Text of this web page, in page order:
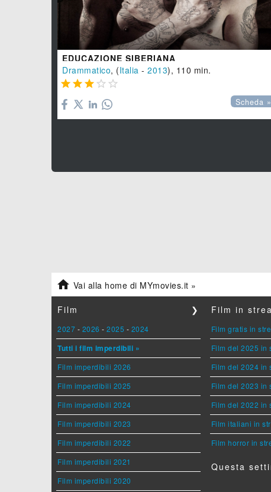
EDUCAZIONE SIBERIANA
Drammatico, (Italia - 2013), 110 min.
    
Scheda »
 Vai alla home di MYmovies.it »
Film ❯
2027 - 2026 - 2025 - 2024
Tutti i film imperdibili »
Film imperdibili 2026
Film imperdibili 2025
Film imperdibili 2024
Film imperdibili 2023
Film imperdibili 2022
Film imperdibili 2021
Film imperdibili 2020
Film in
Film gratis in
Film del 2025 in
Film del 2024 in
Film del 2023 in
Film del 2022 in
Film italiani in
Film horror in
Questa